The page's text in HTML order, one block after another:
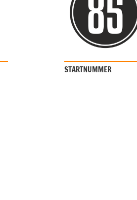
STARTNUMMER